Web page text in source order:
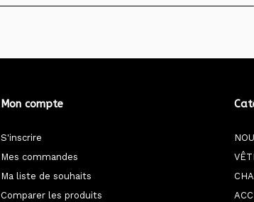
Mon compte
S'inscrire
Mes commandes
Ma liste de souhaits
Comparer les produits